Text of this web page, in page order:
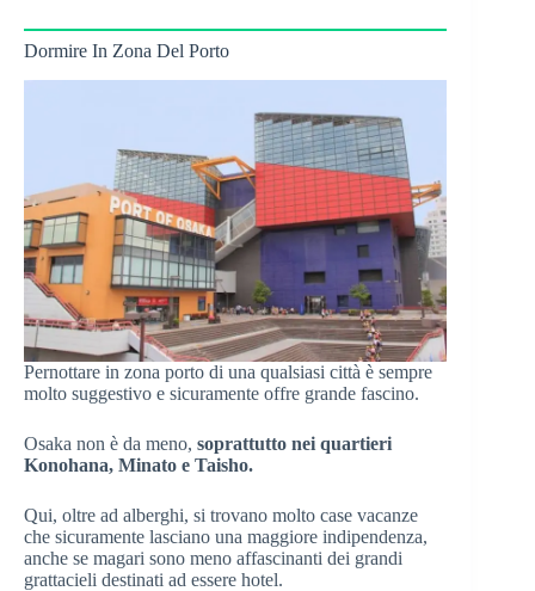
Dormire In Zona Del Porto
Pernottare in zona porto di una qualsiasi città è sempre
molto suggestivo e sicuramente offre grande fascino.
Osaka non è da meno, soprattutto nei quartieri
Konohana, Minato e Taisho.
Qui, oltre ad alberghi, si trovano molto case vacanze
che sicuramente lasciano una maggiore indipendenza,
anche se magari sono meno affascinanti dei grandi
grattacieli destinati ad essere hotel.